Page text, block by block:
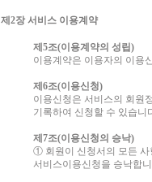
제2장 서비스 이용계약
제5조(이용계약의 성립)
이용계약은 이용자의 이용
제6조(이용신청)
이용신청은 서비스의 회원
기록하여 신청할 수 있습니
제7조(이용신청의 승낙)
① 회원이 신청서의 모든 사
서비스이용신청을 승낙합